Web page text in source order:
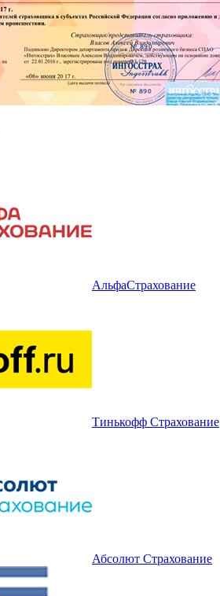
АльфаСтрахование
Тинькофф Страхование
Абсолют Страхование